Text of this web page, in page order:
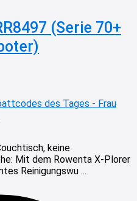
(Serie 70+
keine
Mit dem Rowenta X-Plorer
Reinigungswu ...